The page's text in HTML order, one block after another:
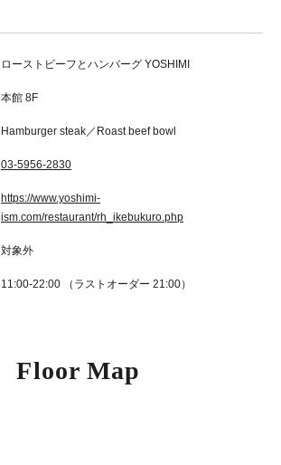
ローストビーフとハンバーグ YOSHIMI
本館 8F
Hamburger steak／Roast beef bowl
03-5956-2830
https://www.yoshimi-
ism.com/restaurant/rh_ikebukuro.php
対象外
11:00‐22:00 （ラストオーダー 21:00）
Floor Map